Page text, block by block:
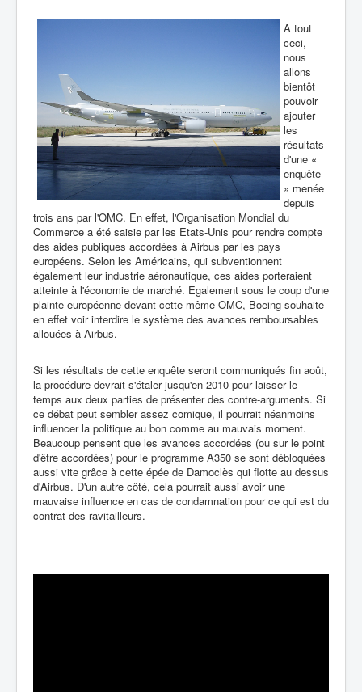
A tout
ceci,
nous
allons
bientôt
pouvoir
ajouter
les
résultats
d'une «
enquête
» menée
depuis
trois ans par l'OMC. En effet, l'Organisation Mondial du
Commerce a été saisie par les Etats-Unis pour rendre compte
des aides publiques accordées à Airbus par les pays
européens. Selon les Américains, qui subventionnent
également leur industrie aéronautique, ces aides porteraient
atteinte à l'économie de marché. Egalement sous le coup d'une
plainte européenne devant cette même OMC, Boeing souhaite
en effet voir interdire le système des avances remboursables
allouées à Airbus.
Si les résultats de cette enquête seront communiqués fin août,
la procédure devrait s'étaler jusqu'en 2010 pour laisser le
temps aux deux parties de présenter des contre-arguments. Si
ce débat peut sembler assez comique, il pourrait néanmoins
influencer la politique au bon comme au mauvais moment.
Beaucoup pensent que les avances accordées (ou sur le point
d'être accordées) pour le programme A350 se sont débloquées
aussi vite grâce à cette épée de Damoclès qui flotte au dessus
d'Airbus. D'un autre côté, cela pourrait aussi avoir une
mauvaise influence en cas de condamnation pour ce qui est du
contrat des ravitailleurs.